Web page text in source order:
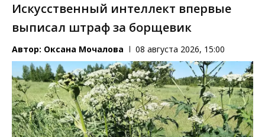
Искусственный интеллект впервые
выписал штраф за борщевик
Автор: Оксана Мочалова 08 августа 2026, 15:00